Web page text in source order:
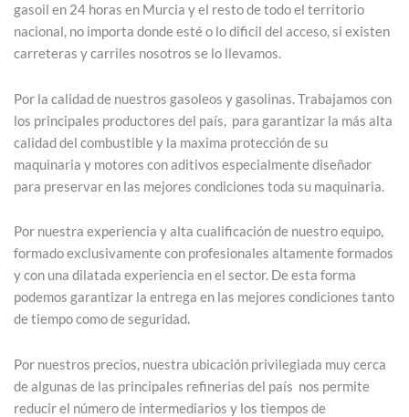
gasoil en 24 horas en Murcia y el resto de todo el territorio
nacional, no importa donde esté o lo dificil del acceso, si existen
carreteras y carriles nosotros se lo llevamos.
Por la calidad de nuestros gasoleos y gasolinas. Trabajamos con
los principales productores del país, para garantizar la más alta
calidad del combustible y la maxima protección de su
maquinaria y motores con aditivos especialmente diseñador
para preservar en las mejores condiciones toda su maquinaria.
Por nuestra experiencia y alta cualificación de nuestro equipo,
formado exclusivamente con profesionales altamente formados
y con una dilatada experiencia en el sector. De esta forma
podemos garantizar la entrega en las mejores condiciones tanto
de tiempo como de seguridad.
Por nuestros precios, nuestra ubicación privilegiada muy cerca
de algunas de las principales refinerias del país nos permite
reducir el número de intermediarios y los tiempos de